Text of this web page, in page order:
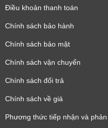
Điều khoản thanh toán
Chính sách bảo hành
Chính sách bảo mật
Chính sách vận chuyển
Chính sách đổi trả
Chính sách về giá
Phương thức tiếp nhận và